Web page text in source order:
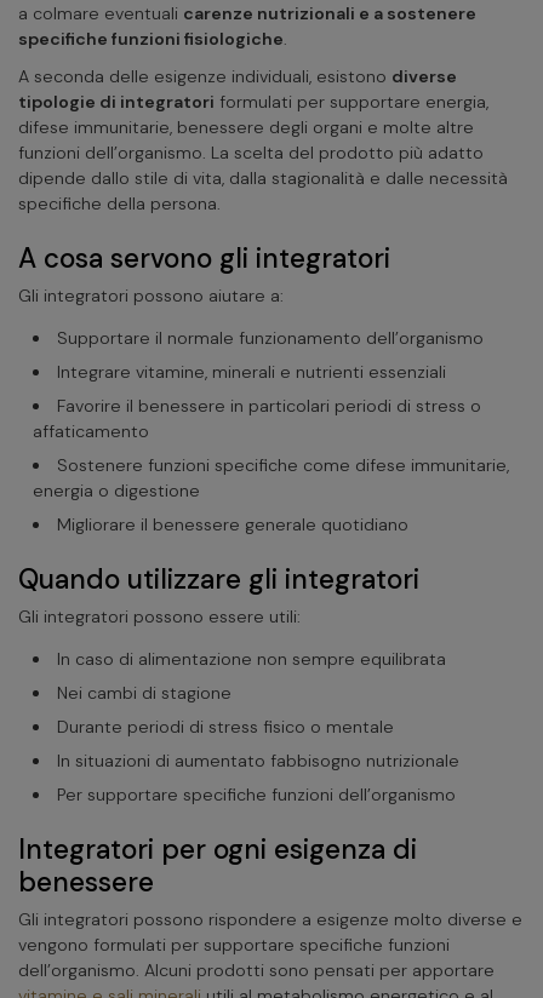
a colmare eventuali carenze nutrizionali e a sostenere
specifiche funzioni fisiologiche.
A seconda delle esigenze individuali, esistono diverse
tipologie di integratori formulati per supportare energia,
difese immunitarie, benessere degli organi e molte altre
funzioni dell’organismo. La scelta del prodotto più adatto
dipende dallo stile di vita, dalla stagionalità e dalle necessità
specifiche della persona.
A cosa servono gli integratori
Gli integratori possono aiutare a:
Supportare il normale funzionamento dell’organismo
Integrare vitamine, minerali e nutrienti essenziali
Favorire il benessere in particolari periodi di stress o
affaticamento
Sostenere funzioni specifiche come difese immunitarie,
energia o digestione
Migliorare il benessere generale quotidiano
Quando utilizzare gli integratori
Gli integratori possono essere utili:
In caso di alimentazione non sempre equilibrata
Nei cambi di stagione
Durante periodi di stress fisico o mentale
In situazioni di aumentato fabbisogno nutrizionale
Per supportare specifiche funzioni dell’organismo
Integratori per ogni esigenza di
benessere
Gli integratori possono rispondere a esigenze molto diverse e
vengono formulati per supportare specifiche funzioni
dell’organismo. Alcuni prodotti sono pensati per apportare